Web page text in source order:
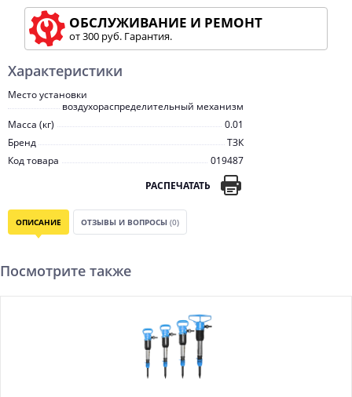
Характеристики
Место установки
воздухораспределительный механизм
Масса (кг)
0.01
Бренд
ТЗК
Код товара
019487
РАСПЕЧАТАТЬ
ОБСЛУЖИВАНИЕ И РЕМОНТ
от 300 руб. Гарантия.
ОПИСАНИЕ ОТЗЫВЫ И ВОПРОСЫ (0)
Посмотрите также